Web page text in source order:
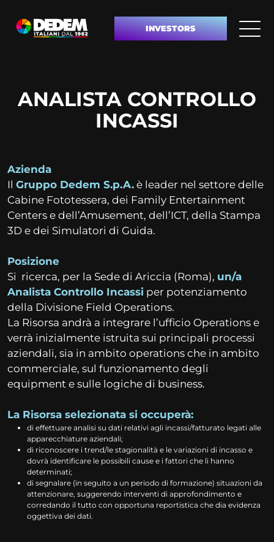
INVESTORS
ANALISTA CONTROLLO
INCASSI
Azienda
Il Gruppo Dedem S.p.A. è leader nel settore delle
Cabine Fototessera, dei Family Entertainment
Centers e dell’Amusement, dell’ICT, della Stampa
3D e dei Simulatori di Guida.
Posizione
Si ricerca, per la Sede di Ariccia (Roma), un/a
Analista Controllo Incassi per potenziamento
della Divisione Field Operations.
La Risorsa andrà a integrare l’ufficio Operations e
verrà inizialmente istruita sui principali processi
aziendali, sia in ambito operations che in ambito
commerciale, sul funzionamento degli
equipment e sulle logiche di business.
La Risorsa selezionata si occuperà:
di effettuare analisi su dati relativi agli incassi/fatturato legati alle
apparecchiature aziendali;
di riconoscere i trend/le stagionalità e le variazioni di incasso e
dovrà identificare le possibili cause e i fattori che li hanno
determinati;
di segnalare (in seguito a un periodo di formazione) situazioni da
attenzionare, suggerendo interventi di approfondimento e
corredando il tutto con opportuna reportistica che dia evidenza
oggettiva dei dati.